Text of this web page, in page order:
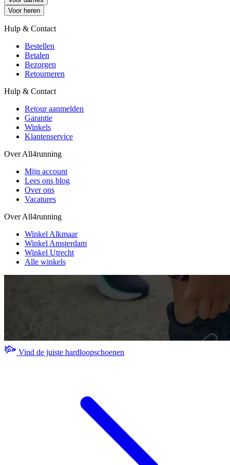
Voor heren
Hulp & Contact
Bestellen
Betalen
Bezorgen
Retourneren
Hulp & Contact
Retour aanmelden
Garantie
Winkels
Klantenservice
Over All4running
Mijn account
Lees ons blog
Over ons
Vacatures
Over All4running
Winkel Alkmaar
Winkel Amsterdam
Winkel Utrecht
Alle winkels
Vind de juiste hardloopschoenen